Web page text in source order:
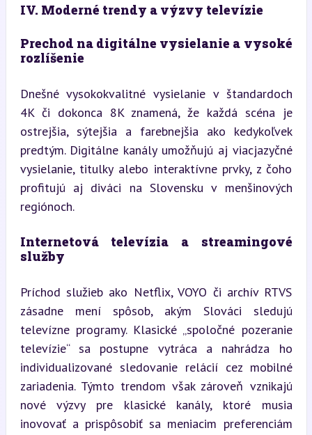
IV. Moderné trendy a výzvy televízie
Prechod na digitálne vysielanie a vysoké
rozlíšenie
Dnešné vysokokvalitné vysielanie v štandardoch
4K či dokonca 8K znamená, že každá scéna je
ostrejšia, sýtejšia a farebnejšia ako kedykoľvek
predtým. Digitálne kanály umožňujú aj viacjazyčné
vysielanie, titulky alebo interaktívne prvky, z čoho
profitujú aj diváci na Slovensku v menšinových
regiónoch.
Internetová televízia a streamingové
služby
Príchod služieb ako Netflix, VOYO či archív RTVS
zásadne mení spôsob, akým Slováci sledujú
televízne programy. Klasické „spoločné pozeranie
televízie“ sa postupne vytráca a nahrádza ho
individualizované sledovanie relácií cez mobilné
zariadenia. Týmto trendom však zároveň vznikajú
nové výzvy pre klasické kanály, ktoré musia
inovovať a prispôsobiť sa meniacim preferenciám